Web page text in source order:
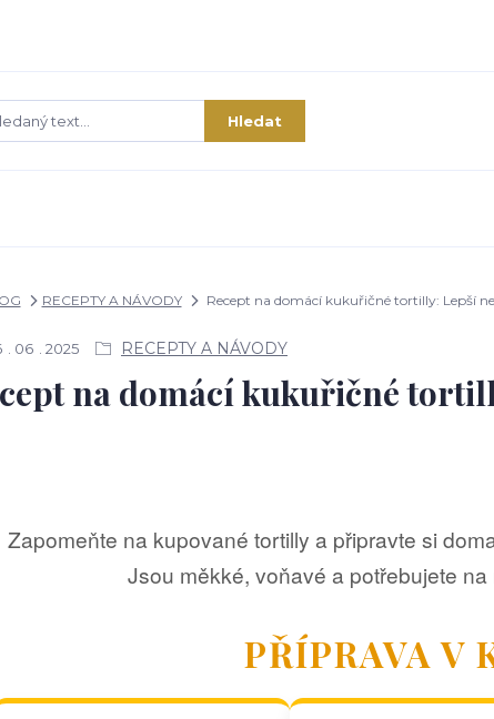
Hledat
RECEPTY A NÁVODY Recept na domácí kukuřičné tortilly: Lepší
06 2025 RECEPTY A NÁVODY
na domácí kukuřičné
Zapomeňte na kupované tortilly a připravte si
Jsou měkké, voňavé a potřebujete
PŘÍPRAVA V